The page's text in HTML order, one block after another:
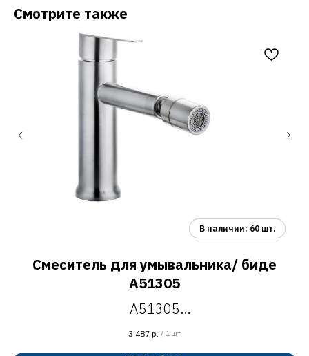
Смотрите также
Смеситель для умывальника/ биде
A51305
A51305
Смеситель для умывальника/биде, H=175
мм
3 487 р. / 1 шт